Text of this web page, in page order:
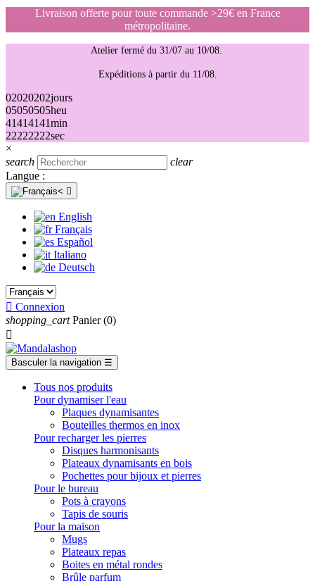
Livraison offerte pour toute commande >29€ en France
métropolitaine.
Atelier fermé du 31/07 au 10/08.
Expéditions à partir du 11/08.
02020202jours
05050505heu
41414141min
22222222sec
×
search
clear
Langue :

English
Français
Español
Italiano
Deutsch
 Connexion
shopping_cart Panier (0)

Basculer la navigation ☰
Tous nos produits
Pour dynamiser l'eau
Plaques dynamisantes
Bouteilles thermos en inox
Pour recharger les pierres
Disques harmonisants
Plateaux dynamisants en bois
Pochettes pour bijoux et pierres
Pour le bureau
Pots à crayons
Tapis de souris
Pour la maison
Mugs
Plateaux repas
Boites en métal rondes
Brûle parfum